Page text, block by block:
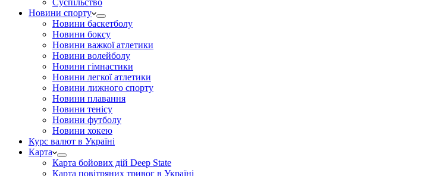
Суспільство
Новини спорту
Новини баскетболу
Новини боксу
Новини важкої атлетики
Новини волейболу
Новини гімнастики
Новини легкої атлетики
Новини лижного спорту
Новини плавання
Новини тенісу
Новини футболу
Новини хокею
Курс валют в Україні
Карта
Карта бойових дій Deep State
Карта повітряних тривог в Україні